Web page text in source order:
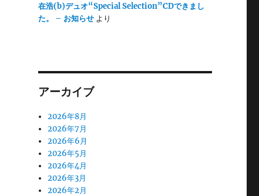
在浩(b)デュオ“Special Selection”CDできまし
た。 – お知らせより
アーカイブ
2026年8月
2026年7月
2026年6月
2026年5月
2026年4月
2026年3月
2026年2月